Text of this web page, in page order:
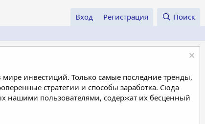
Вход Регистрация Поиск
инвестиций. Только самые последние тренды,
стратегии и способы заработка. Сюда
нашими пользователями, содержат их бесценный